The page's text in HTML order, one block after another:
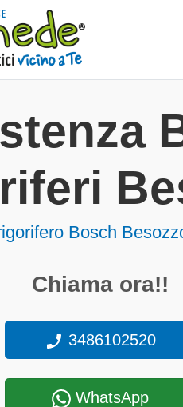
Bosch
Chiama ora!!
3486102520
WhatsApp